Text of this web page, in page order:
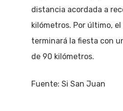
distancia acordada a
kilómetros. Por último,
terminará la fiesta con
de 90 kilómetros.
Fuente: Si San Juan